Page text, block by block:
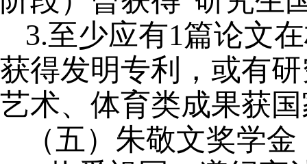
3.至少应有1篇论文
获得发明专利，或有
艺术、体育类成果获
（五）朱敬文奖学